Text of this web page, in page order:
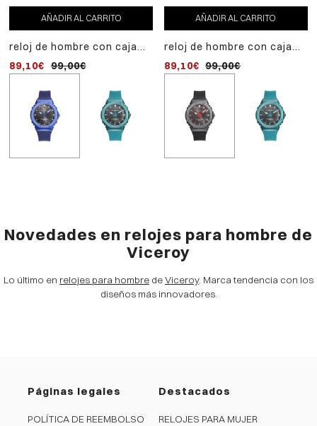
AÑADIR AL CARRITO
reloj de hombre con caja
silicona azul oscuro
89,10€ 99,00€
AÑADIR AL CARRITO
reloj de hombre con caja
silicona verde oscuro
89,10€ 99,00€
AÑADIR AL CARRITO
reloj de hombre con caja
silicona negra
89,10€ 99,00€
Novedades en relojes para hombre de
Viceroy
Lo último en relojes para hombre deViceroy. Marca tendencia con los
diseños más innovadores.
Páginas legales
POLÍTICA DE REEMBOLSO
Destacados
RELOJES PARA MUJER